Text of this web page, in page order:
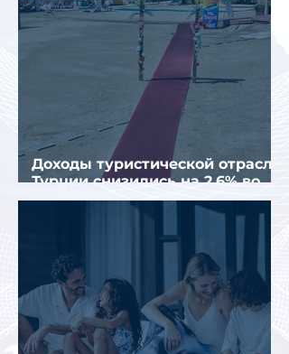
Доходы туристической отрасли
Турции снизились на 2,6% во
втором квартале 2026 года